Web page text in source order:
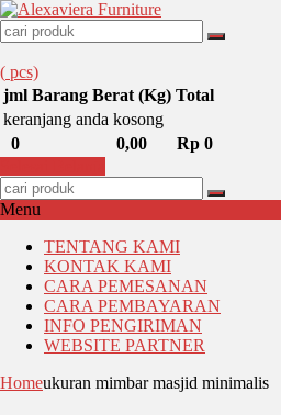
( pcs)
jml Barang Berat (Kg) Total
keranjang anda kosong
0
0,00
Rp 0
Menu
TENTANG KAMI
KONTAK KAMI
CARA PEMESANAN
CARA PEMBAYARAN
INFO PENGIRIMAN
WEBSITE PARTNER
Homeukuran mimbar masjid minimalis